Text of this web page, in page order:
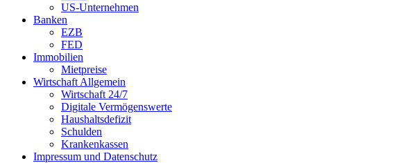
US-Unternehmen
Banken
EZB
FED
Immobilien
Mietpreise
Wirtschaft Allgemein
Wirtschaft 24/7
Digitale Vermögenswerte
Haushaltsdefizit
Schulden
Krankenkassen
Impressum und Datenschutz